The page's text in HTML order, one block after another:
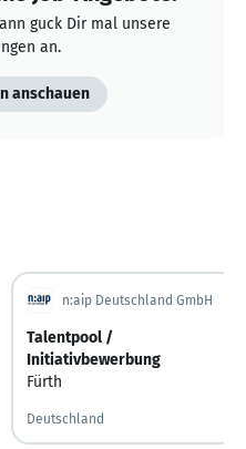
guck Dir mal unsere
an.
anschauen
n:aip Deutschland GmbH
Talentpool /
Initiativbewerbung
Fürth
Deutschland